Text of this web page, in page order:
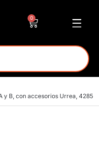
0
y B, con accesorios Urrea, 4285